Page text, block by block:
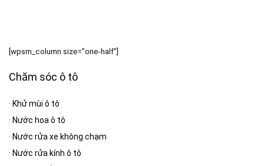
[wpsm_column size=”one-half”]
Chăm sóc ô tô
· Khử mùi ô tô
· Nước hoa ô tô
· Nước rửa xe không chạm
· Nước rửa kính ô tô